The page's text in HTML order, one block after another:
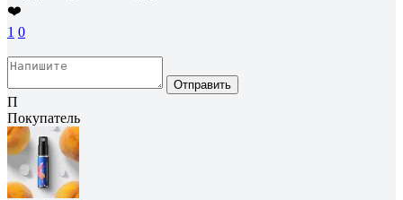
❤️
1 0
Отправить
П
Покупатель